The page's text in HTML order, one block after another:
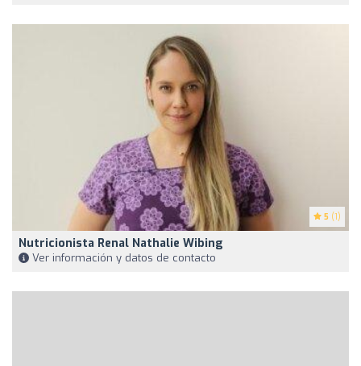
5 (1)
Nutricionista Renal Nathalie Wibing
Ver información y datos de contacto